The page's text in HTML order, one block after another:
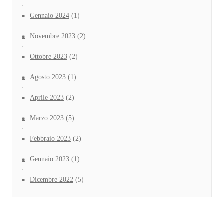
Gennaio 2024 (1)
Novembre 2023 (2)
Ottobre 2023 (2)
Agosto 2023 (1)
Aprile 2023 (2)
Marzo 2023 (5)
Febbraio 2023 (2)
Gennaio 2023 (1)
Dicembre 2022 (5)